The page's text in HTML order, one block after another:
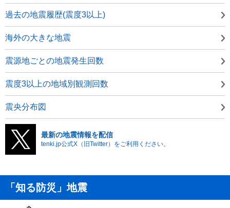
過去の地震履歴(震度3以上)
海外の大きな地震
震源地ごとの地震発生回数
震度3以上の地域別観測回数
震央分布図
最新の地震情報を配信
tenki.jp公式X（旧Twitter）をご利用ください。
「知る防災」地震